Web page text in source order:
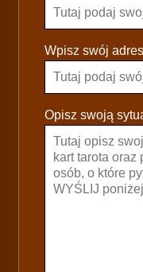
a
s
e
a
Wpisz swój
Opisz swoją